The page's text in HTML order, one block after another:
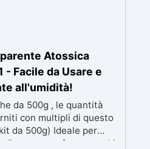
Atossica
- Facile da Usare e
all'umidità!
da 500g , le quantità
con multipli di questo
da 500g) Ideale per
di errore, perfetta per chi